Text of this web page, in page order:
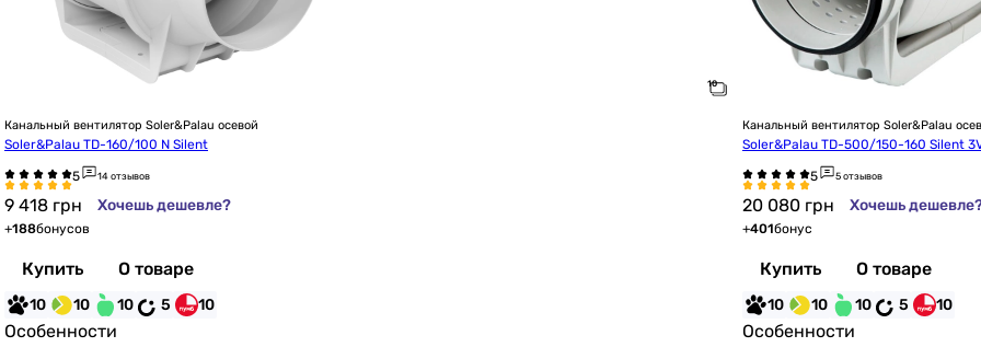
Канальный вентилятор Soler&Palau осевой
Soler&Palau TD-160/100 N Silent
14 отзывов
9 418 грн Хочешь дешевле?
+188бонусов
Купить О товаре
10 10 10 5 10
Особенности
Канальный вентилятор Soler&Palau
Soler&Palau TD-500/150-160 Silent
5 отзывов
20 080 грн Хочешь
+401бонус
Купить О товаре
10 10 10 5 10
Особенности